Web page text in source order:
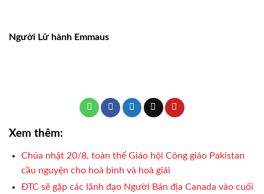
Người Lữ hành Emmaus
Xem thêm:
Chúa nhật 20/8, toàn thể Giáo hội Công giáo Pakistan
cầu nguyện cho hoà bình và hoà giải
ĐTC sẽ gặp các lãnh đạo Người Bản địa Canada vào cuối